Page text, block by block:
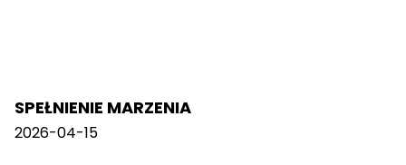
SPEŁNIENIE MARZENIA
2026-04-15